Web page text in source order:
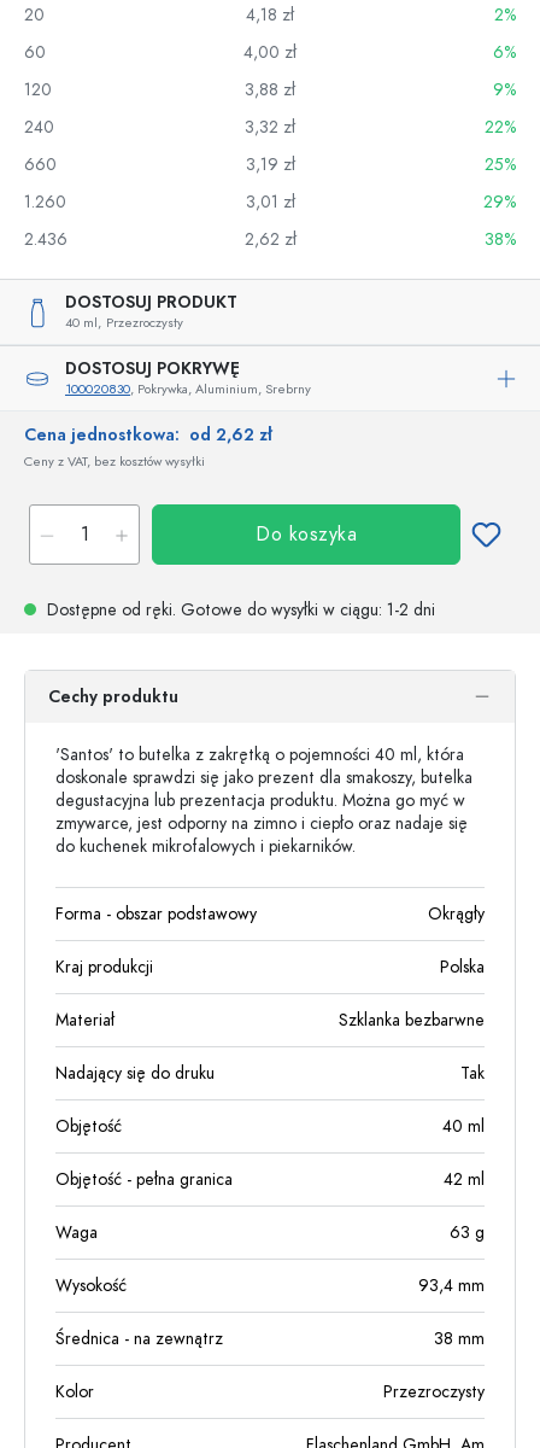
20
4,18 zł
2%
60
4,00 zł
6%
120
3,88 zł
9%
240
3,32 zł
22%
660
3,19 zł
25%
1.260
3,01 zł
29%
2.436
2,62 zł 38%
DOSTOSUJ PRODUKT
40 ml, Przezroczysty
DOSTOSUJ POKRYWĘ
100020830, Pokrywka, Aluminium, Srebrny
Cena jednostkowa: od 2,62 zł
Ceny z VAT, bez kosztów wysyłki
Do koszyka
Dostępne od ręki. Gotowe do wysyłki w ciągu: 1-2 dni
Cechy produktu
'Santos' to butelka z zakrętką o pojemności 40 ml, która
doskonale sprawdzi się jako prezent dla smakoszy, butelka
degustacyjna lub prezentacja produktu. Można go myć w
zmywarce, jest odporny na zimno i ciepło oraz nadaje się
do kuchenek mikrofalowych i piekarników.
Forma - obszar podstawowy Okrągły
Kraj produkcji Polska
Materiał Szklanka bezbarwne
Nadający się do druku Tak
Objętość 40 ml
Objętość - pełna granica 42 ml
Waga 63 g
Wysokość 93,4 mm
Średnica - na zewnątrz 38 mm
Kolor Przezroczysty